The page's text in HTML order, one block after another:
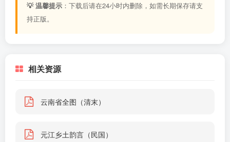
💡 温馨提示 ：下载后请在24小时内删除，如需长期保存请支
持正版。
相关资源
云南省全图（清末）
元江乡土韵言（民国）